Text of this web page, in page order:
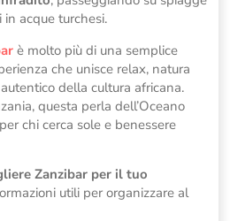
acque turchesi.
è molto più di una semplice
che unisce relax, natura
della cultura africana.
questa perla dell’Oceano
chi cerca sole e benessere
Zanzibar per il tuo
utili per organizzare al